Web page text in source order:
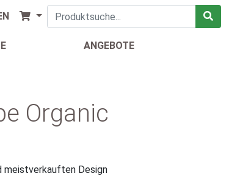
ANGEBOTE
Organic
meistverkauften Design